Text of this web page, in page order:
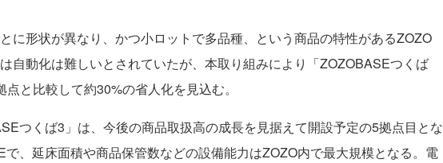
に形状が異なり、かつ小ロットで多品種、という商品の特性があるZOZO
自動化は難しいとされていたが、本取り組みにより「ZOZOBASEつくば
と比較して約30%の省人化を見込む。
つくば3」は、今後の商品取扱高の成長を見据えて開設予定の5拠点目とな
で、延床面積や商品保管数などの設備能力はZOZO内で最大規模となる。電